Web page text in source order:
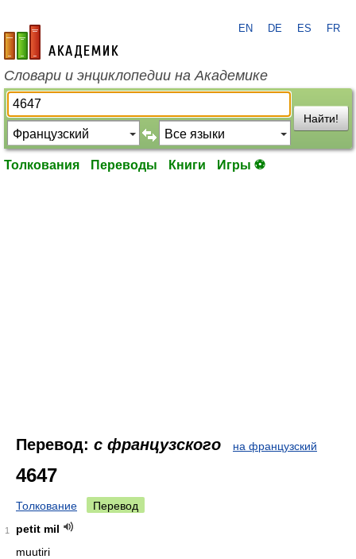
academic.ru
EN DE ES FR
Словари и энциклопедии на Академике
Найти!
Толкования Переводы Книги Игры ⚽
Перевод: с французского на французский
4647
Толкование Перевод
1
petit mil
muutiri